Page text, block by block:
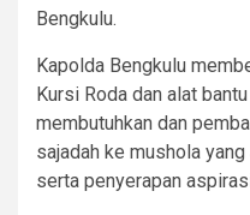
Bengkulu.
Kapolda Bengkulu
Kursi Roda dan alat
membutuhkan dan
sajadah ke mushola
serta penyerapan